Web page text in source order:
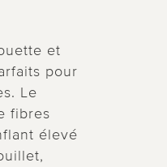
et
pour
Le
fibres
élevé